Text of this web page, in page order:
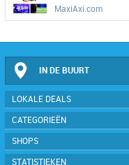
MaxiAxi.com
IN DE BUURT
LOKALE DEALS
CATEGORIEËN
SHOPS
STATISTIEKEN